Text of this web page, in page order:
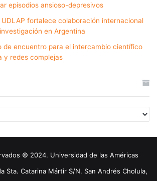
episodios ansioso-depresivos
fortalece colaboración internacional
en Argentina
de encuentro para el intercambio científico
y redes complejas
© 2024. Universidad de las Américas
Sta. Catarina Mártir S/N. San Andrés Cholula,